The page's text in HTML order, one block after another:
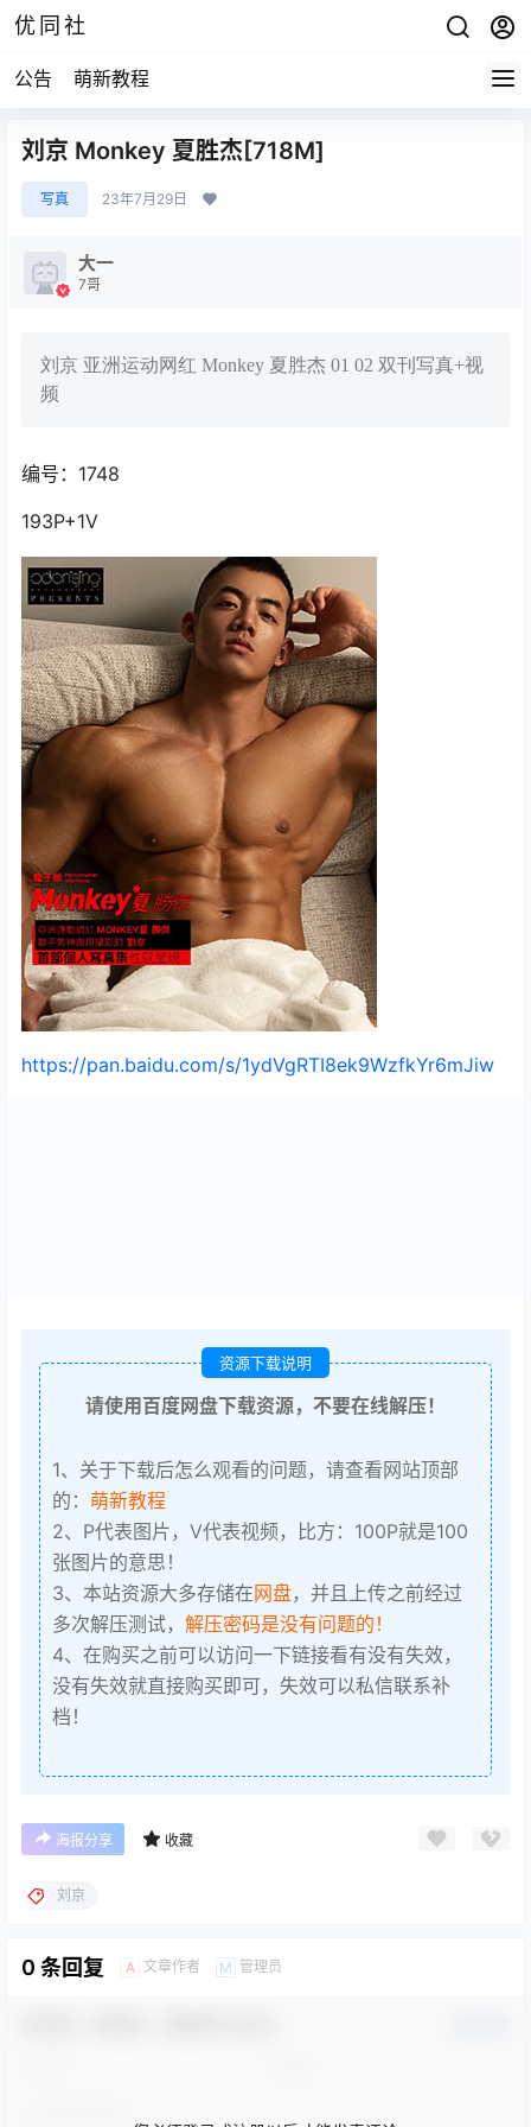
优同社
公告 萌新教程
刘京 Monkey 夏胜杰[718M]
写真 23年7月29日
大一
7哥
刘京 亚洲运动网红 Monkey 夏胜杰 01 02 双刊写真+视
频
编号：1748
193P+1V
https://pan.baidu.com/s/1ydVgRTI8ek9WzfkYr6mJiw
资源下载说明
请使用百度网盘下载资源，不要在线解压！
1、关于下载后怎么观看的问题，请查看网站顶部
的： 萌新教程
2、P代表图片，V代表视频，比方：100P就是100
张图片的意思！
3、本站资源大多存储在网盘，并且上传之前经过
多次解压测试， 解压密码是没有问题的！
4、在购买之前可以访问一下链接看有没有失效，
没有失效就直接购买即可，失效可以私信联系补
档！
海报分享 收藏
刘京
0 条回复 A 文章作者 M 管理员